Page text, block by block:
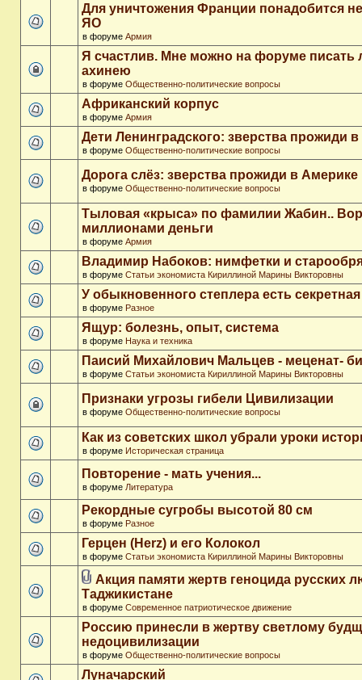
Для уничтожения Франции понадобится
ЯО
в форуме Армия
Я счастлив. Мне можно на форуме
ахинею
в форуме Общественно-политические вопросы
Африканский корпус
в форуме Армия
Дети Ленинградского: зверства прожиди
в форуме Общественно-политические вопросы
Дорога слёз: зверства прожиди в Америке
в форуме Общественно-политические вопросы
Тыловая «крыса» по фамилии Жабин..
миллионами деньги
в форуме Армия
Владимир Набоков: нимфетки и
в форуме Статьи экономиста Кириллиной Марины Викторовны
У обыкновенного степлера есть
в форуме Разное
Ящур: болезнь, опыт, система
в форуме Наука и техника
Паисий Михайлович Мальцев - меценат-
в форуме Статьи экономиста Кириллиной Марины Викторовны
Признаки угрозы гибели Цивилизации
в форуме Общественно-политические вопросы
Как из советских школ убрали уроки
в форуме Историческая страница
Повторение - мать учения...
в форуме Литература
Рекордные сугробы высотой 80 см
в форуме Разное
Герцен (Herz) и его Колокол
в форуме Статьи экономиста Кириллиной Марины Викторовны
Акция памяти жертв геноцида русских
Таджикистане
в форуме Современное патриотическое движение
Россию принесли в жертву светлому
недоцивилизации
в форуме Общественно-политические вопросы
Луначарский